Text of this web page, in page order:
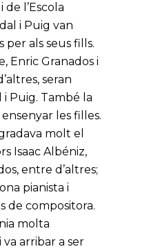
l’Escola
i Puig van
per als seus fills.
Enric Granados i
seran
i Puig. També la
les filles.
molt el
Isaac Albéniz,
entre d’altres;
pianista i
de compositora.
molta
arribar a ser